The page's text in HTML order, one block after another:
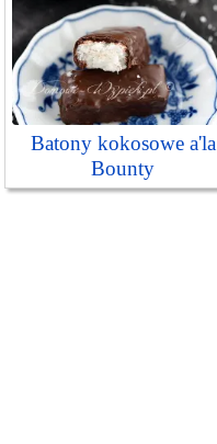
Batony kokosowe a'la
Bounty